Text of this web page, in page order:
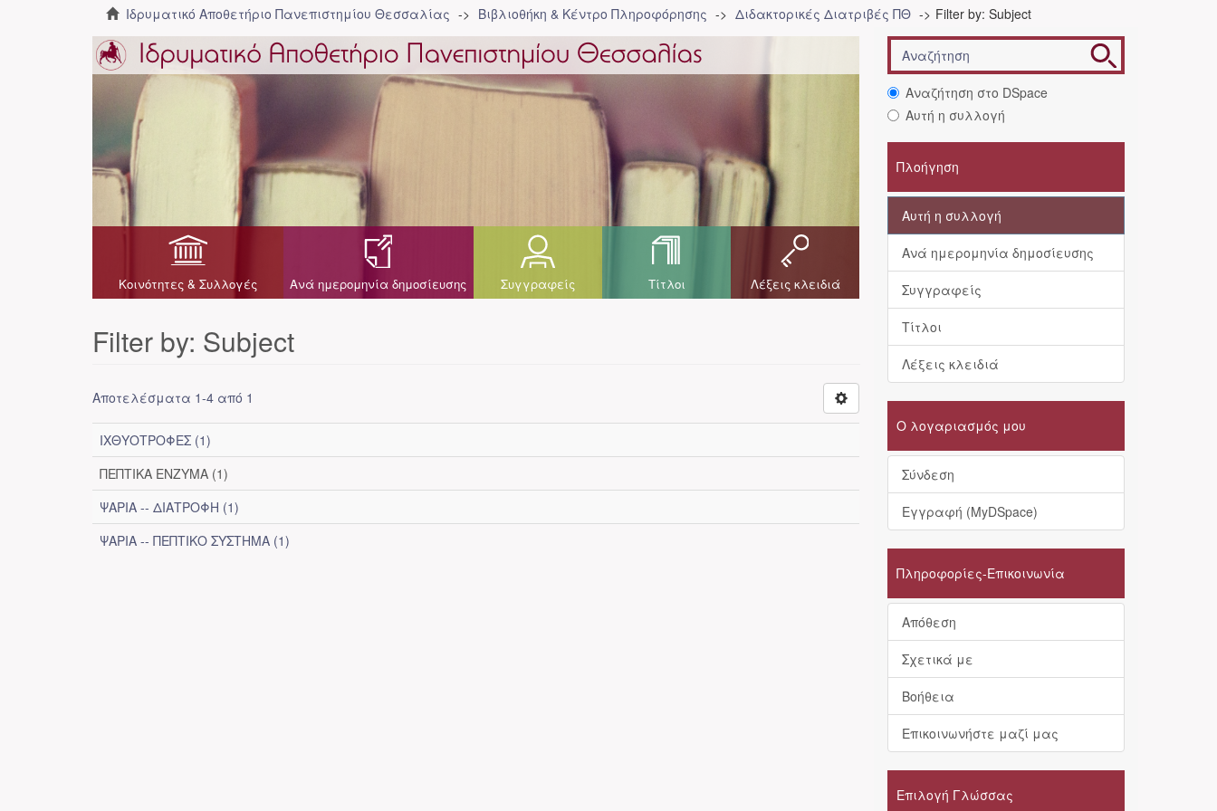
Ιδρυματικό Αποθετήριο Πανεπιστημίου Θεσσαλίας Βιβλιοθήκη & Κέντρο Πληροφόρησης Διδακτορικές Διατριβές ΠΘ Filter by: Subject
Κοινότητες & Συλλογές Ανά ημερομηνία δημοσίευσης Συγγραφείς Τίτλοι Λέξεις κλειδιά
Filter by: Subject
Αποτελέσματα 1-4 από 1
ΙΧΘΥΟΤΡΟΦΕΣ (1)
ΠΕΠΤΙΚΑ ΕΝΖΥΜΑ (1)
ΨΑΡΙΑ -- ΔΙΑΤΡΟΦΗ (1)
ΨΑΡΙΑ -- ΠΕΠΤΙΚΟ ΣΥΣΤΗΜΑ (1)
Αναζήτηση στο DSpace
Αυτή η συλλογή
Πλοήγηση
Αυτή η συλλογή
Ανά ημερομηνία δημοσίευσης
Συγγραφείς
Τίτλοι
Λέξεις κλειδιά
Ο λογαριασμός μου
Σύνδεση
Εγγραφή (MyDSpace)
Πληροφορίες-Επικοινωνία
Απόθεση
Σχετικά με
Βοήθεια
Επικοινωνήστε μαζί μας
Επιλογή Γλώσσας